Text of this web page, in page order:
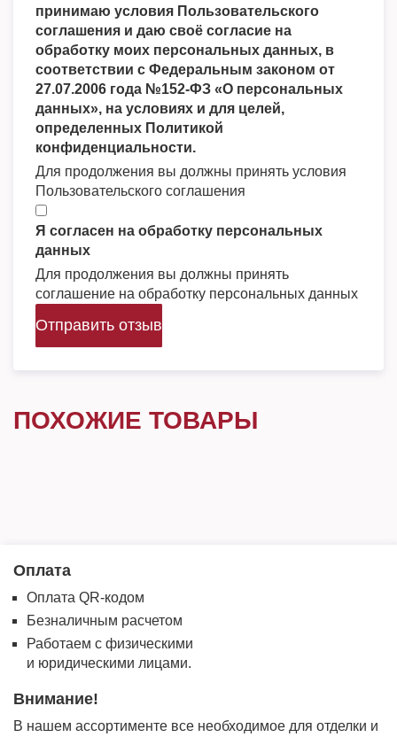
принимаю условия Пользовательского
соглашения и даю своё согласие на
обработку моих персональных данных, в
соответствии с Федеральным законом от
27.07.2006 года №152-ФЗ «О персональных
данных», на условиях и для целей,
определенных Политикой
конфиденциальности.
Для продолжения вы должны принять условия
Пользовательского соглашения
Я согласен на обработку персональных
данных
Для продолжения вы должны принять
соглашение на обработку персональных данных
Отправить отзыв
ПОХОЖИЕ ТОВАРЫ
Оплата
Оплата QR-кодом
Безналичным расчетом
Работаем с физическими
и юридическими лицами.
Внимание!
В нашем ассортименте все необходимое для отделки и